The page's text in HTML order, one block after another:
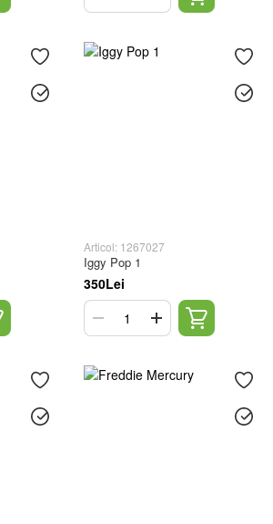
Articol: 1267027
Iggy Pop 1
350Lei